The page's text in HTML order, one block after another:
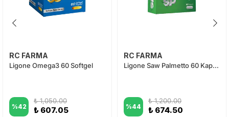
RC FARMA
Ligone Omega3 60 Softgel
%42
₺ 1,050.00
₺ 607.05
RC FARMA
Ligone Saw Palmetto 60 Kapsül
%44
₺ 1,200.00
₺ 674.50